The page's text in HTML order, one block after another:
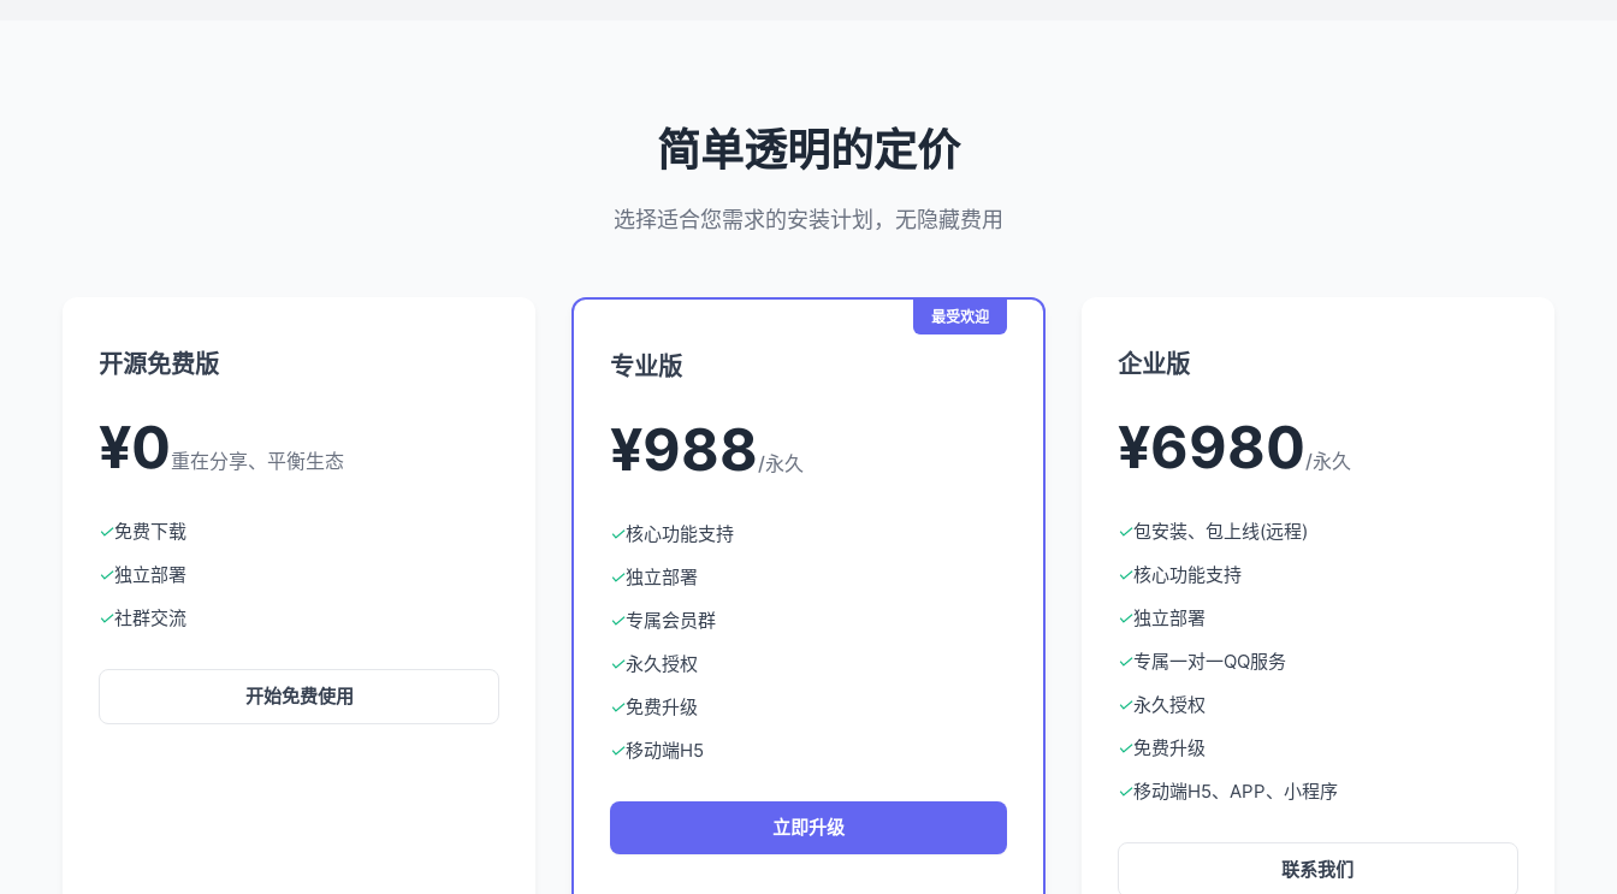
简单透明的定价
选择适合您需求的安装计划，无隐藏费用
开源免费版
¥0重在分享、平衡生态
✓免费下载
✓独立部署
✓社群交流
开始免费使用
最受欢迎
专业版
¥988/永久
✓核心功能支持
✓独立部署
✓专属会员群
✓永久授权
✓免费升级
✓移动端H5
立即升级
企业版
¥6980/永久
✓包安装、包上线(远程)
✓核心功能支持
✓独立部署
✓专属一对一QQ服务
✓永久授权
✓免费升级
✓移动端H5、APP、小程序
联系我们